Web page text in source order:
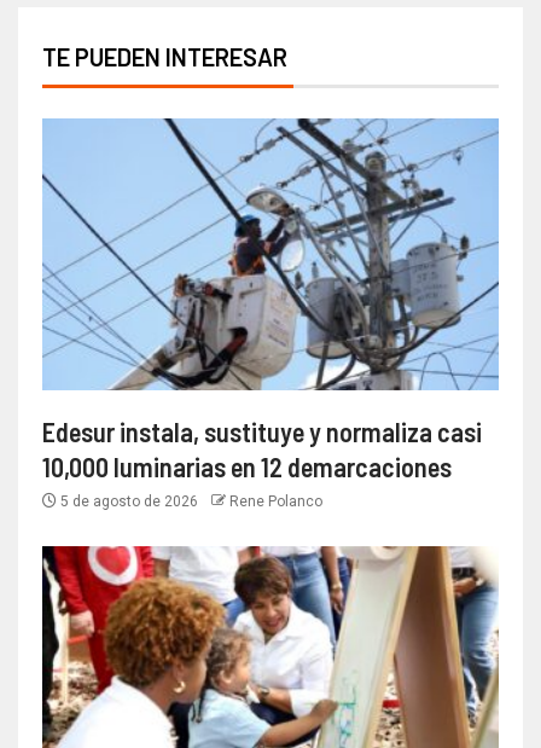
TE PUEDEN INTERESAR
Edesur instala, sustituye y normaliza casi
10,000 luminarias en 12 demarcaciones
5 de agosto de 2026 Rene Polanco